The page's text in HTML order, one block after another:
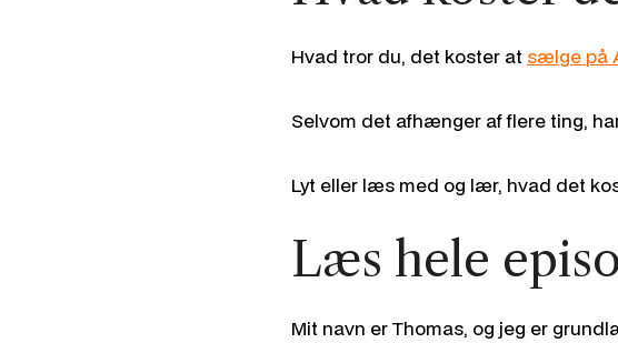
Hvad tror du, det koster at sælge på
Selvom det afhænger af flere ting,
Lyt eller læs med og lær, hvad det
Læs hele
Mit navn er Thomas, og jeg er